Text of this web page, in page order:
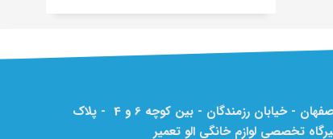
آدرس : اصفهان - خیابان رزمندگان - بین کوچه 6 و 4 - پلاک